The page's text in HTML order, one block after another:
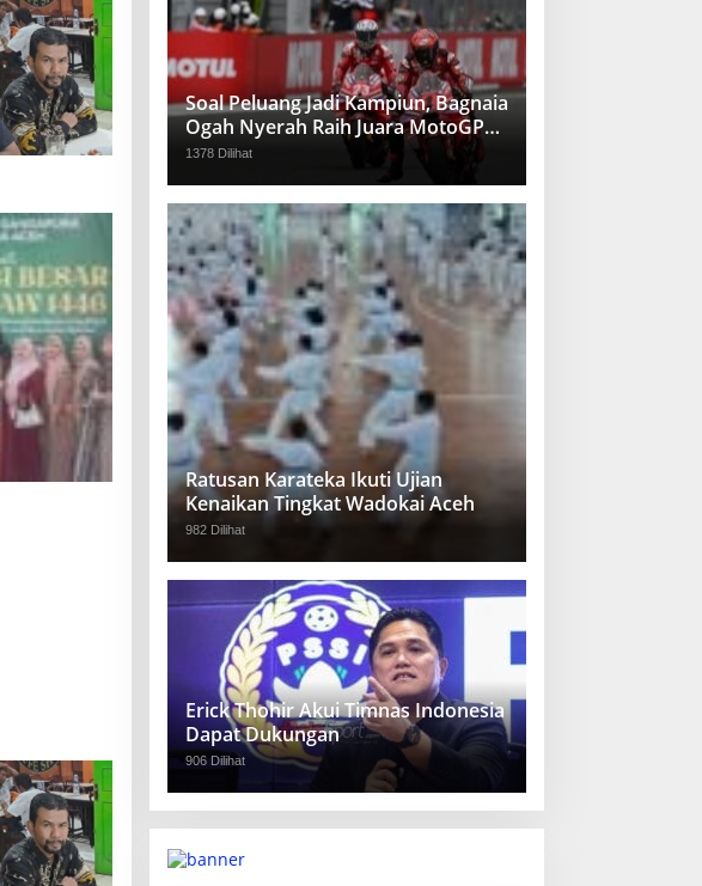
Soal Peluang Jadi Kampiun, Bagnaia
Ogah Nyerah Raih Juara MotoGP
2024
1378 Dilihat
Ratusan Karateka Ikuti Ujian
Kenaikan Tingkat Wadokai Aceh
982 Dilihat
Erick Thohir Akui Timnas Indonesia
Dapat Dukungan
906 Dilihat